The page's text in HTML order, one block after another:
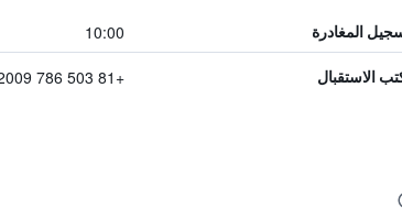
المغادرة 10:00
الاستقبال +81 503 786 2009